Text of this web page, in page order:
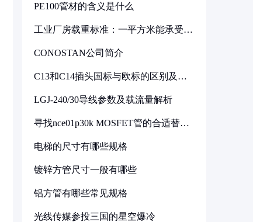
PE100管材的含义是什么
工业厂房载重标准：一平方米能承受多
CONOSTAN公司简介
C13和C14插头国标与欧标的区别及其
LGJ-240/30导线参数及载流量解析
寻找nce01p30k MOSFET管的合适替代
电梯的尺寸有哪些规格
镀锌方管尺寸一般有哪些
铝方管有哪些常见规格
光线传媒参投三国的星空爆冷